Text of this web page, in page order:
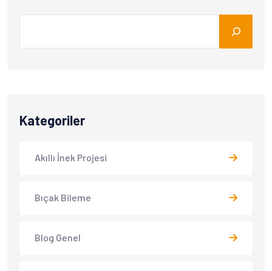
Kategoriler
Akıllı İnek Projesi
Bıçak Bileme
Blog Genel